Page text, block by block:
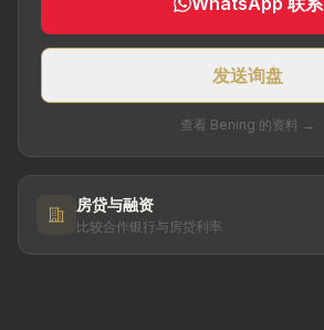
发送询盘
查看 Bening 的资料 →
房贷与融资
比较合作银行与房贷利率